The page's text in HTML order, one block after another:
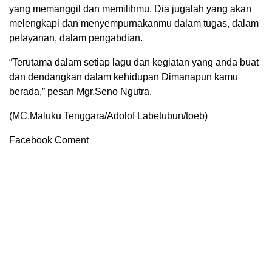
yang memanggil dan memilihmu. Dia jugalah yang akan
melengkapi dan menyempurnakanmu dalam tugas, dalam
pelayanan, dalam pengabdian.
“Terutama dalam setiap lagu dan kegiatan yang anda buat
dan dendangkan dalam kehidupan Dimanapun kamu
berada,” pesan Mgr.Seno Ngutra.
(MC.Maluku Tenggara/Adolof Labetubun/toeb)
Facebook Coment